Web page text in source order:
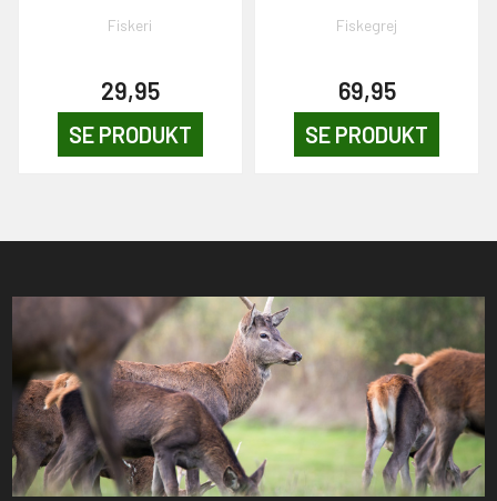
Fiskeri
29,95
SE PRODUKT
Fiskegrej
69,95
SE PRODUKT